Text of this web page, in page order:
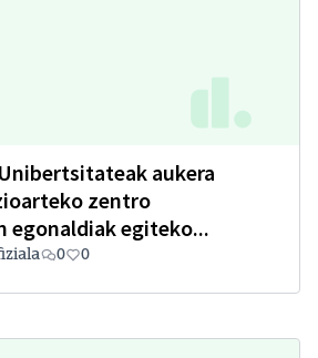
aukera
zentro
egiteko...
0 0